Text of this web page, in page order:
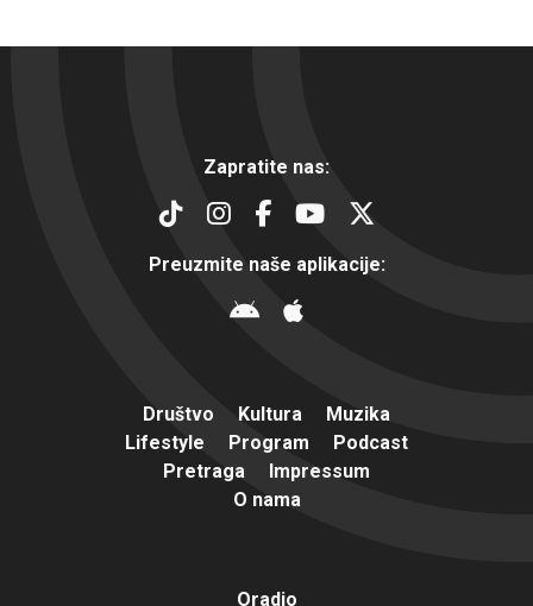
Zapratite nas:
Preuzmite naše aplikacije:
Društvo Kultura
Muzika
Lifestyle
Program
Podcast
Pretraga
Impressum
O nama
Oradio